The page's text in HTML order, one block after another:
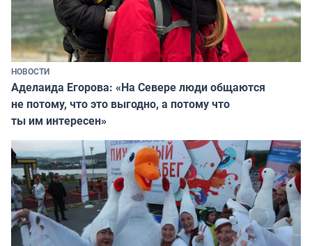
НОВОСТИ
Аделаида Егорова: «На Севере люди общаются
не потому, что это выгодно, а потому что
ты им интересен»